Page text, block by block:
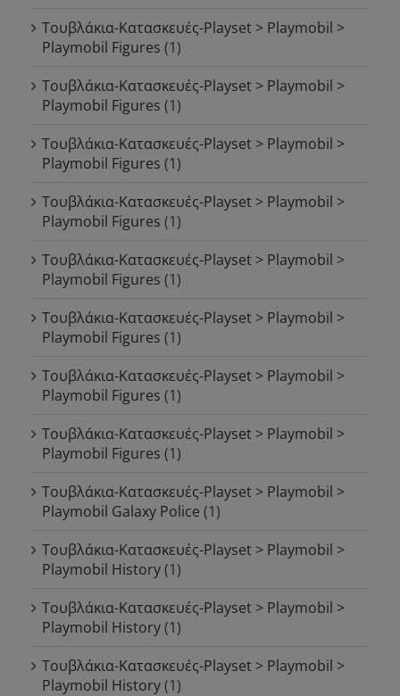
Τουβλάκια-Κατασκευές-Playset > Playmobil >
Playmobil Figures (1)
Τουβλάκια-Κατασκευές-Playset > Playmobil >
Playmobil Figures (1)
Τουβλάκια-Κατασκευές-Playset > Playmobil >
Playmobil Figures (1)
Τουβλάκια-Κατασκευές-Playset > Playmobil >
Playmobil Figures (1)
Τουβλάκια-Κατασκευές-Playset > Playmobil >
Playmobil Figures (1)
Τουβλάκια-Κατασκευές-Playset > Playmobil >
Playmobil Figures (1)
Τουβλάκια-Κατασκευές-Playset > Playmobil >
Playmobil Figures (1)
Τουβλάκια-Κατασκευές-Playset > Playmobil >
Playmobil Figures (1)
Τουβλάκια-Κατασκευές-Playset > Playmobil >
Playmobil Galaxy Police (1)
Τουβλάκια-Κατασκευές-Playset > Playmobil >
Playmobil History(1)
Τουβλάκια-Κατασκευές-Playset > Playmobil >
Playmobil History(1)
Τουβλάκια-Κατασκευές-Playset > Playmobil >
Playmobil History(1)